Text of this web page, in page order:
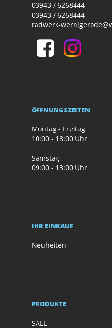
03943 / 6268444
03943 / 6268444
radwerk-
ÖFFNUNGSZEITEN
Montag - Freitag
10:00 - 18:00 Uhr
Samstag
09:00 - 13:00 Uhr
IHR EINKAUF
Neuheiten
PRODUKTE
SALE